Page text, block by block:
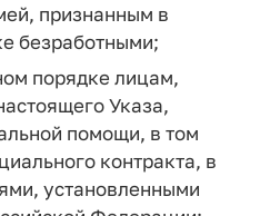
признанным в
безработными;
порядке лицам,
Указа,
помощи, в том
контракта, в
установленными